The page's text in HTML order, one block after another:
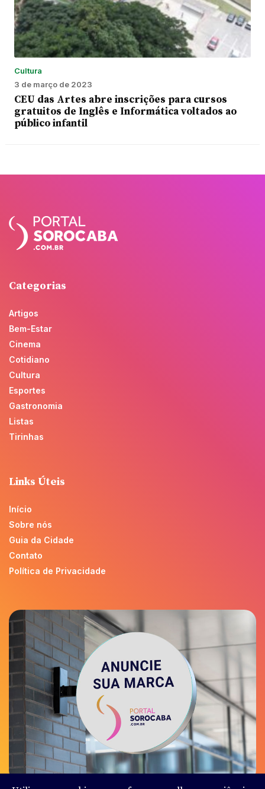
Cultura
3 de março de 2023
CEU das Artes abre inscrições para cursos
gratuitos de Inglês e Informática voltados ao
público infantil
Categorias
Artigos
Bem-Estar
Cinema
Cotidiano
Cultura
Esportes
Gastronomia
Listas
Tirinhas
Links Úteis
Início
Sobre nós
Guia da Cidade
Contato
Política de Privacidade